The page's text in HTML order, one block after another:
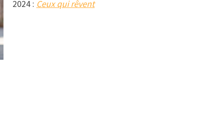
2024 : Ceux qui rêvent